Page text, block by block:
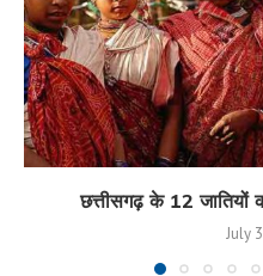
छत्तीसगढ़ के 12 जातियों
July